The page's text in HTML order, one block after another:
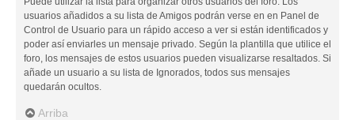
usuarios añadidos a su lista de Amigos podrán verse en en Panel de
Control de Usuario para un rápido acceso a ver si están identificados y
poder así enviarles un mensaje privado. Según la plantilla que utilice el
foro, los mensajes de estos usuarios pueden visualizarse resaltados. Si
añade un usuario a su lista de Ignorados, todos sus mensajes
quedarán ocultos.
Arriba